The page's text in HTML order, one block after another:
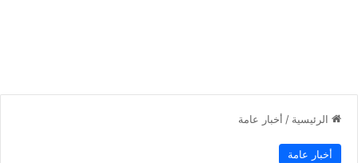
الرئيسية / أخبار عامة
أخبار عامة